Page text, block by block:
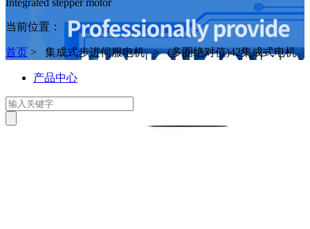
当前位置：
首页 > 集成式步进伺服电机 > (多圈绝对值)42集成式电机
产品中心